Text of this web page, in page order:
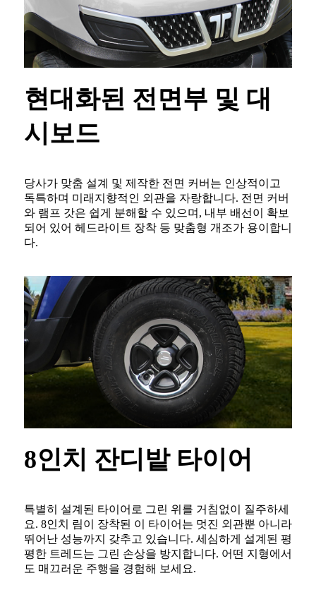
현대화된 전면부 및 대
시보드
당사가 맞춤 설계 및 제작한 전면 커버는 인상적이고
독특하며 미래지향적인 외관을 자랑합니다. 전면 커버
와 램프 갓은 쉽게 분해할 수 있으며, 내부 배선이 확보
되어 있어 헤드라이트 장착 등 맞춤형 개조가 용이합니
다.
8인치 잔디밭 타이어
특별히 설계된 타이어로 그린 위를 거침없이 질주하세
요. 8인치 림이 장착된 이 타이어는 멋진 외관뿐 아니라
뛰어난 성능까지 갖추고 있습니다. 세심하게 설계된 평
평한 트레드는 그린 손상을 방지합니다. 어떤 지형에서
도 매끄러운 주행을 경험해 보세요.